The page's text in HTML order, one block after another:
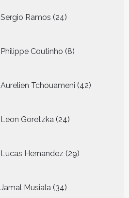
Sergio Ramos 24
producten
Philippe Coutinho 8
producten
Aurelien Tchouameni 42
producten
Leon Goretzka 24
producten
Lucas Hernandez 29
producten
Jamal Musiala 34
producten